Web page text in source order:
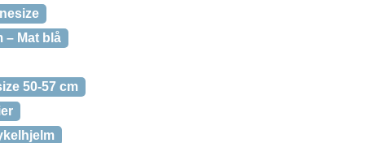
– Mat blå
50-57 cm